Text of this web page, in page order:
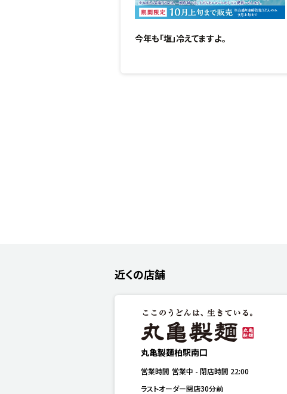
今年も「塩」冷えてますよ。
近くの店舗
丸亀製麺柏駅南口
営業時間 営業中 - 閉店時間 22:00
ラストオーダー閉店30分前